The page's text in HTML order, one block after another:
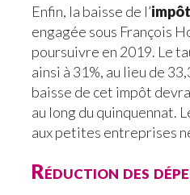
Enfin, la baisse de l’
engagée sous François
poursuivre en 2019. Le
ainsi à 31%, au lieu de
baisse de cet impôt
au long du quinquennat.
aux petites entreprises
Réduction des